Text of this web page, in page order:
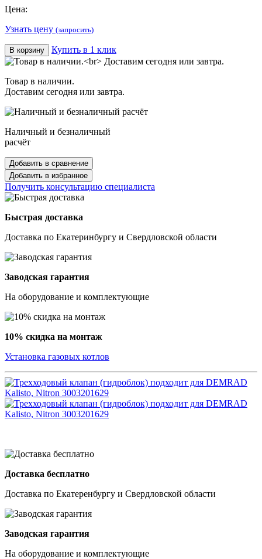
Цена:
Узнать цену (запросить)
В корзину Купить в 1 клик
Товар в наличии.
Доставим сегодня или завтра.
Наличный и безналичный
расчёт
Добавить в сравнение
Добавить в избранное
Получить консультацию специалиста
Быстрая доставка
Доставка по Екатеринбургу и Свердловской области
Заводская гарантия
На оборудование и комплектующие
10% скидка на монтаж
Установка газовых котлов
Доставка бесплатно
Доставка по Екатеренбургу и Свердловской области
Заводская гарантия
На оборудование и комплектующие